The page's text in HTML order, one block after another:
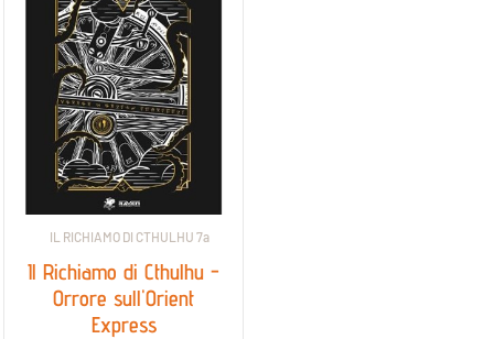
IL RICHIAMO DI CTHULHU 7a
Il Richiamo di Cthulhu -
Orrore sull'Orient
Express